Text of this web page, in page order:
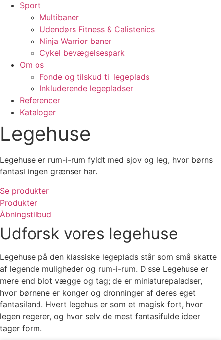
Sport
Multibaner
Udendørs Fitness & Calistenics
Ninja Warrior baner
Cykel bevægelsespark
Om os
Fonde og tilskud til legeplads
Inkluderende legepladser
Referencer
Kataloger
Legehuse
Legehuse er rum-i-rum fyldt med sjov og leg, hvor børns
fantasi ingen grænser har.
Se produkter
Produkter
Åbningstilbud
Udforsk vores legehuse
Legehuse på den klassiske legeplads står som små skatte
af legende muligheder og rum-i-rum. Disse Legehuse er
mere end blot vægge og tag; de er miniaturepaladser,
hvor børnene er konger og dronninger af deres eget
fantasiland. Hvert legehus er som et magisk fort, hvor
legen regerer, og hvor selv de mest fantasifulde ideer
tager form.